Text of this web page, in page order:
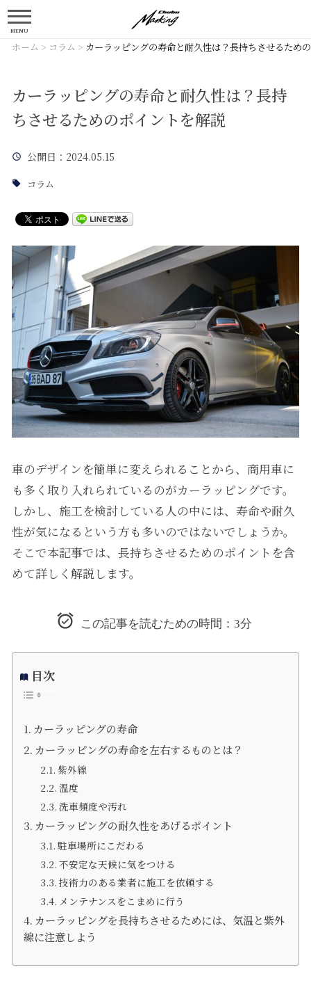
MENU
ホーム > コラム > カーラッピングの寿命と耐久性は？長持ちさせるため
カーラッピングの寿命と耐久性は？長持
ちさせるためのポイントを解説
公開日 ：2024.05.15
コラム
車のデザインを簡単に変えられることから、商用車に
も多く取り入れられているのがカーラッピングです。
しかし、施工を検討している人の中には、寿命や耐久
性が気になるという方も多いのではないでしょうか。
そこで本記事では、長持ちさせるためのポイントを含
めて詳しく解説します。
この記事を読むための時間：3分
目次
カーラッピングの寿命
カーラッピングの寿命を左右するものとは？
紫外線
温度
洗車頻度や汚れ
カーラッピングの耐久性をあげるポイント
駐車場所にこだわる
不安定な天候に気をつける
技術力のある業者に施工を依頼する
メンテナンスをこまめに行う
カーラッピングを長持ちさせるためには、気温と紫外
線に注意しよう